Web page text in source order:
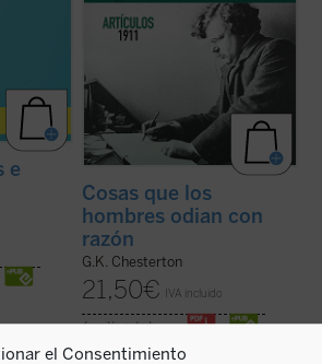
el Consentimiento
e
Cosas que los
hombres odian con
razón
G.K. Chesterton
21,50€ IVA incluido
disponible en ebook: